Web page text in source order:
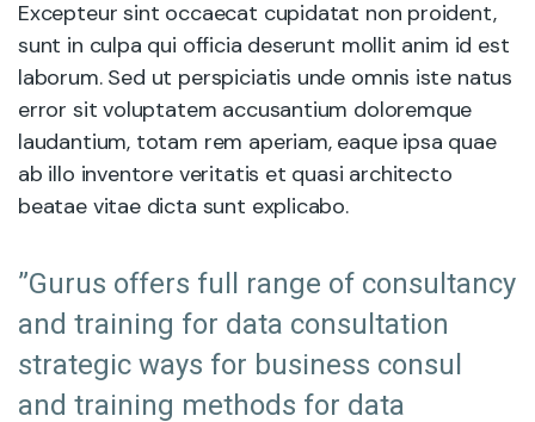
Excepteur sint occaecat cupidatat non proident,
sunt in culpa qui officia deserunt mollit anim id est
laborum. Sed ut perspiciatis unde omnis iste natus
error sit voluptatem accusantium doloremque
laudantium, totam rem aperiam, eaque ipsa quae
ab illo inventore veritatis et quasi architecto
beatae vitae dicta sunt explicabo.
”Gurus offers full range of consultancy
and training for data consultation
strategic ways for business consul
and training methods for data